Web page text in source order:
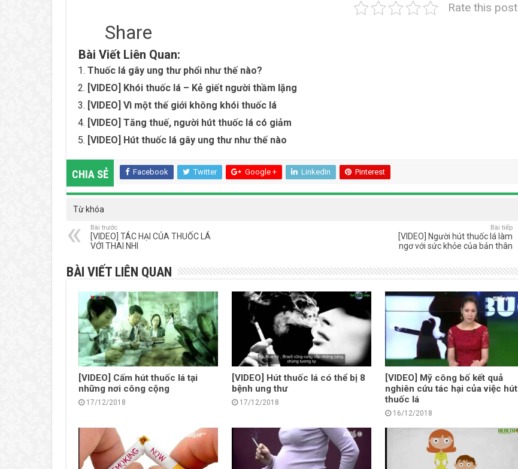
Rate this post
Share
Bài Viết Liên Quan:
Thuốc lá gây ung thư phổi như thế nào?
[VIDEO] Khói thuốc lá – Kẻ giết người thầm lặng
[VIDEO] Vì một thế giới không khói thuốc lá
[VIDEO] Tăng thuế, người hút thuốc lá có giảm
[VIDEO] Hút thuốc lá gây ung thư như thế nào
CHIA SẺ Facebook Twitter Google + LinkedIn Pinterest
Từ khóa
Bài trước
[VIDEO] TÁC HẠI CỦA THUỐC LÁ
VỚI THAI NHI
Bài tiếp
[VIDEO] Người hút thuốc lá làm
ngơ với sức khỏe của bản thân
BÀI VIẾT LIÊN QUAN
[VIDEO] Cấm hút thuốc lá tại
những nơi công cộng
17/12/2018
[VIDEO] Hút thuốc lá có thể bị 8
bệnh ung thư
17/12/2018
[VIDEO] Mỹ công bố kết quả
nghiên cứu tác hại của việc hút
thuốc lá
16/12/2018